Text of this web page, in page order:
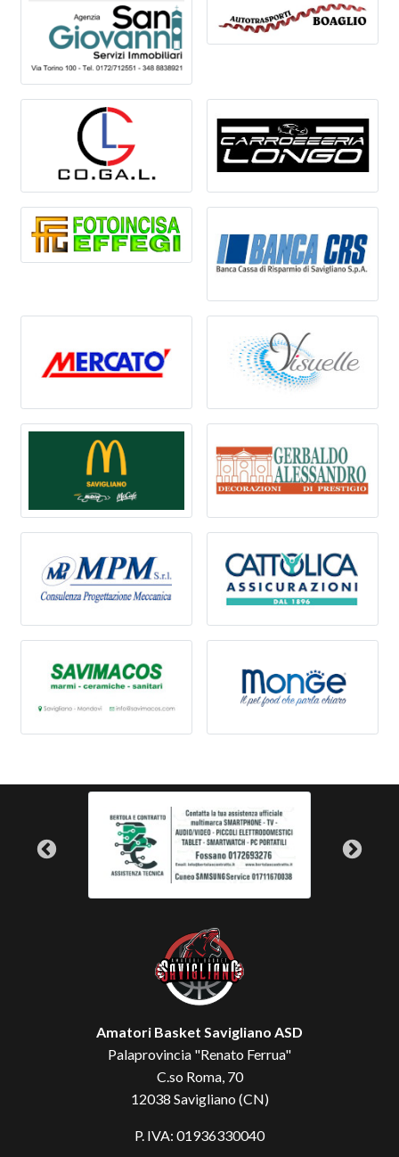
Amatori Basket Savigliano ASD
Palaprovincia "Renato Ferrua"
C.so Roma, 70
12038 Savigliano (CN)
P. IVA: 01936330040